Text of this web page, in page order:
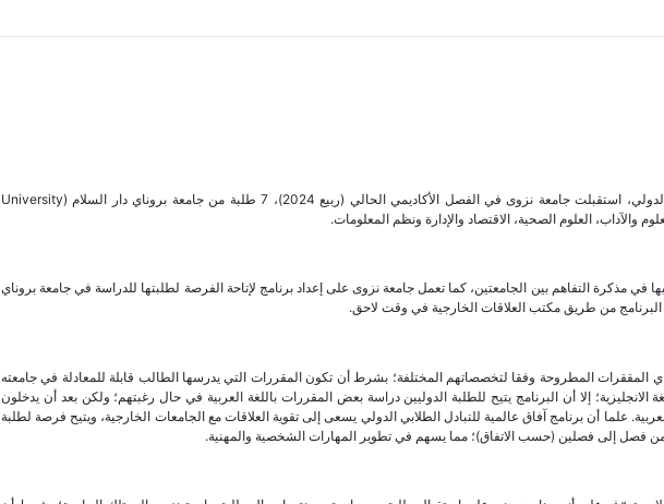
ضمن برنامج آفاق عالمية للتبادل الطلابي الدولي، استقبلت جامعة نزوى في الفصل الأكاديمي الحالي (ربيع 2024)، 7 طلبة من جامعة بروناي دار السلام (University
في مذكرة التفاهم بين الجامعتين، كما تعمل جامعة نزوى على إعداد برنامج لإتاحة الفرصة لطلبتها للدراسة في جامعة بروناي
المققرات المطروحة وفقا لتخصصاتهم المختلفة؛ بشرط أن تكون المقررات التي يدرسها الطالب قابلة للمعادلة في جامعته
الانجليزية؛ إلا أن البرنامج يتيح للطلبة الدوليين دراسة بعض المقررات باللغة العربية في حال رغبتهم؛ ولكن بعد أن يدخلون
علما أن برنامج آفاق عالمية للتبادل الطلابي الدولي يسعى إلى تقوية العلاقات مع الجامعات الخارجية، ويتيح فرصة لطلبة
من فصل إلى فصلين (حسب الاتفاق)؛ مما يسهم في تطوير المهارات الشخصية والمهنية.